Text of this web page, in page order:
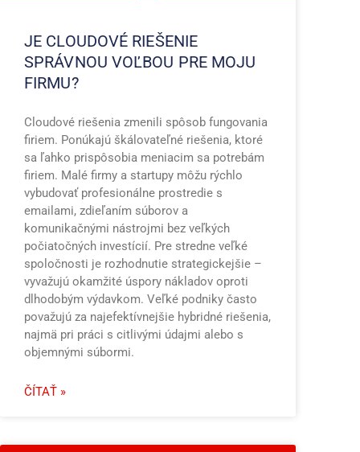
JE CLOUDOVÉ RIEŠENIE
SPRÁVNOU VOĽBOU PRE MOJU
FIRMU?
Cloudové riešenia zmenili spôsob fungovania
firiem. Ponúkajú škálovateľné riešenia, ktoré
sa ľahko prispôsobia meniacim sa potrebám
firiem. Malé firmy a startupy môžu rýchlo
vybudovať profesionálne prostredie s
emailami, zdieľaním súborov a
komunikačnými nástrojmi bez veľkých
počiatočných investícií. Pre stredne veľké
spoločnosti je rozhodnutie strategickejšie –
vyvažujú okamžité úspory nákladov oproti
dlhodobým výdavkom. Veľké podniky často
považujú za najefektívnejšie hybridné riešenia,
najmä pri práci s citlivými údajmi alebo s
objemnými súbormi.
ČÍTAŤ »